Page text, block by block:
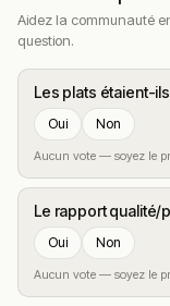
Aidez la communauté
question.
Les plats étaient-
Oui Non
Aucun vote — soyez le
Le rapport qualité/
Oui Non
Aucun vote — soyez le